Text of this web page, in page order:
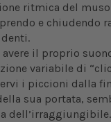
ritmica del
e chiudendo
il proprio
variabile di
i piccioni dalla
sua portata,
dell’irraggiungibile.